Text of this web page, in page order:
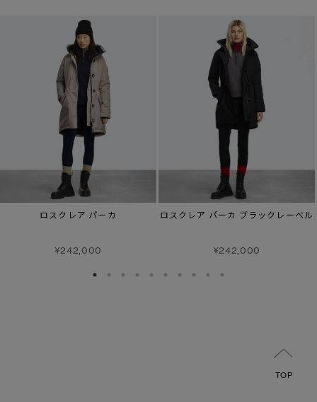
ロスクレア パーカ
¥242,000
ロスクレア パーカ ブラックレーベル
¥242,000
TOP